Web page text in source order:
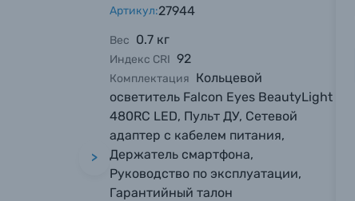
>
Артикул:27944
Вес 0.7 кг
Индекс CRI 92
Комплектация Кольцевой
осветитель Falcon Eyes BeautyLight
480RC LED, Пульт ДУ, Сетевой
адаптер с кабелем питания,
Держатель смартфона,
Руководство по эксплуатации,
Гарантийный талон